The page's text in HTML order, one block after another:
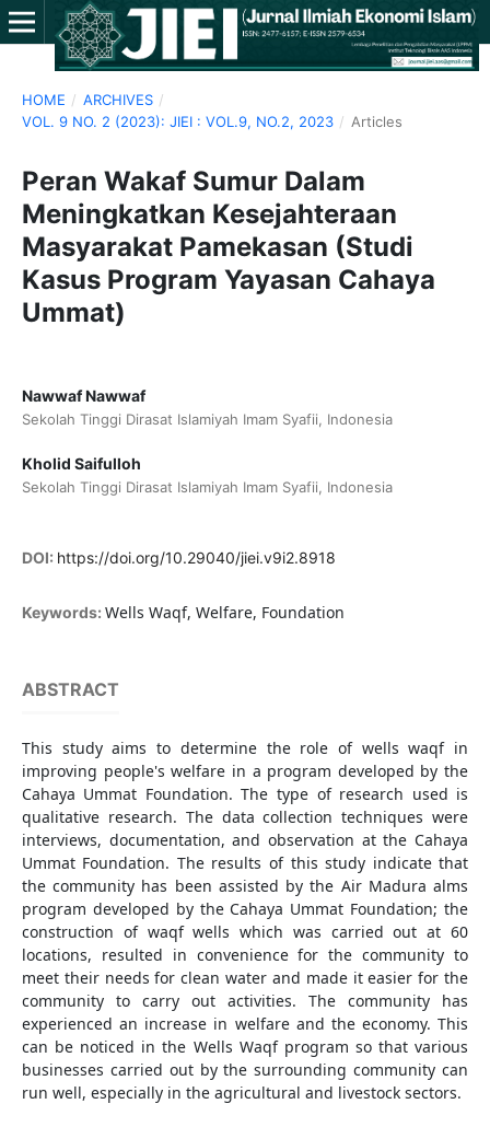
HOME / ARCHIVES /
VOL. 9 NO. 2 (2023): JIEI : VOL.9, NO.2, 2023 / Articles
Peran Wakaf Sumur Dalam
Meningkatkan Kesejahteraan
Masyarakat Pamekasan (Studi
Kasus Program Yayasan Cahaya
Ummat)
Nawwaf Nawwaf
Sekolah Tinggi Dirasat Islamiyah Imam Syafii, Indonesia
Kholid Saifulloh
Sekolah Tinggi Dirasat Islamiyah Imam Syafii, Indonesia
DOI: https://doi.org/10.29040/jiei.v9i2.8918
Keywords: Wells Waqf, Welfare, Foundation
ABSTRACT
This study aims to determine the role of wells waqf in
improving people's welfare in a program developed by the
Cahaya Ummat Foundation. The type of research used is
qualitative research. The data collection techniques were
interviews, documentation, and observation at the Cahaya
Ummat Foundation. The results of this study indicate that
the community has been assisted by the Air Madura alms
program developed by the Cahaya Ummat Foundation; the
construction of waqf wells which was carried out at 60
locations, resulted in convenience for the community to
meet their needs for clean water and made it easier for the
community to carry out activities. The community has
experienced an increase in welfare and the economy. This
can be noticed in the Wells Waqf program so that various
businesses carried out by the surrounding community can
run well, especially in the agricultural and livestock sectors.